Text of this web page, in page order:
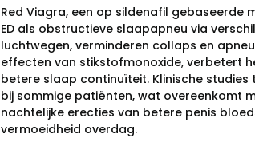
Red Viagra, een op sildenafil gebaseerde
ED als obstructieve slaapapneu via
luchtwegen, verminderen collaps en
effecten van stikstofmonoxide, verbetert
betere slaap continuïteit. Klinische
bij sommige patiënten, wat overeenkomt
nachtelijke erecties van betere penis
vermoeidheid overdag.